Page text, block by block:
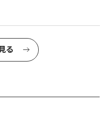
る